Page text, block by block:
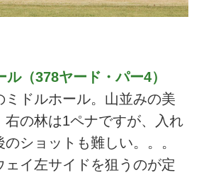
（378ヤード・パー4）
ミドルホール。山並みの美
右の林は1ペナですが、入れ
ショットも難しい。。。
イ左サイドを狙うのが定